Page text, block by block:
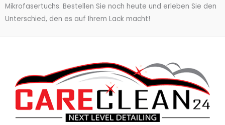
Mikrofasertuchs. Bestellen Sie noch heute und erleben Sie den
Unterschied, den es auf Ihrem Lack macht!